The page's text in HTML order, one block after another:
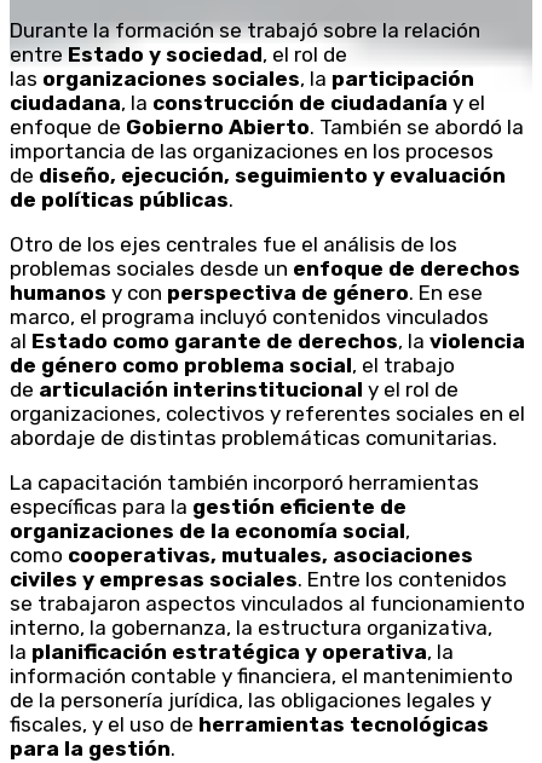
Durante la formación se trabajó sobre la relación
entreEstado y sociedad, el rol de
las organizaciones sociales, la participación
ciudadana, la construcción de ciudadanía y el
enfoque de Gobierno Abierto. También se abordó la
importancia de las organizaciones en los procesos
de diseño, ejecución, seguimiento y evaluación
de políticas públicas.
Otro de los ejes centrales fue el análisis de los
problemas sociales desde un enfoque de derechos
humanos y con perspectiva de género. En ese
marco, el programa incluyó contenidos vinculados
al Estado como garante de derechos, la violencia
de género como problema social, el trabajo
de articulación interinstitucional y el rol de
organizaciones, colectivos y referentes sociales en el
abordaje de distintas problemáticas comunitarias.
La capacitación también incorporó herramientas
específicas para la gestión eficiente de
organizaciones de la economía social,
como cooperativas, mutuales, asociaciones
civiles y empresas sociales. Entre los contenidos
se trabajaron aspectos vinculados al funcionamiento
interno, la gobernanza, la estructura organizativa,
la planificación estratégica y operativa, la
información contable y financiera, el mantenimiento
de la personería jurídica, las obligaciones legales y
fiscales, y el uso de herramientas tecnológicas
para la gestión.